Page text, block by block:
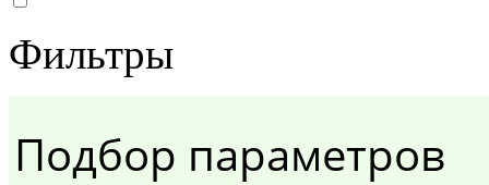
Фильтры
Подбор параметров